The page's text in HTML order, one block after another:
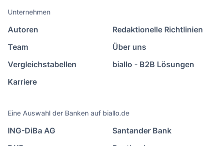
Unternehmen
Autoren
Team
Vergleichstabellen
Karriere
Redaktionelle Richtlinien
Über uns
biallo - B2B Lösungen
Eine Auswahl der Banken auf biallo.de
ING-DiBa AG
Santander Bank